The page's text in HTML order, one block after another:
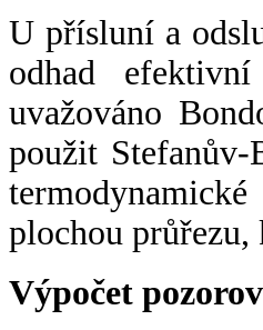
U přísluní a
odhad
uvažováno
použit
plochou průřezu,
Výpočet